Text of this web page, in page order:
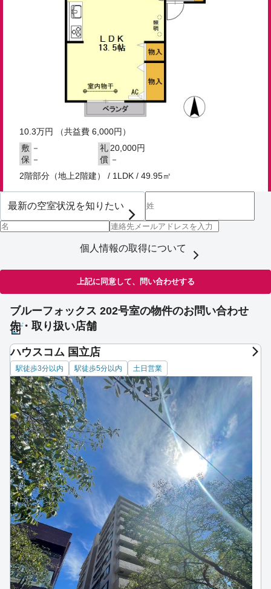
10.3万円
（共益費 6,000円）
敷 － 礼 20,000円
保 － 償 －
2階部分（地上2階建） / 1LDK / 49.95㎡
個人情報の取得について
上記に同意して、問い合わせする
ブルーフォックス 202号室の物件のお問い合わせ
先・取り扱い店舗
ハウスコム 国立店
駅徒歩3分以内 駅徒歩5分以内 土日営業